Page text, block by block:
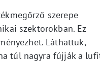
szerepe
szektorokban. Ez
Láthattuk,
túl nagyra fújják a